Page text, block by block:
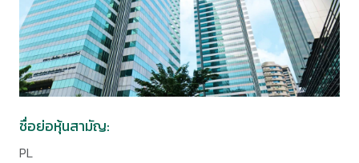
ชื่อย่อหุ้นสามัญ:
PL